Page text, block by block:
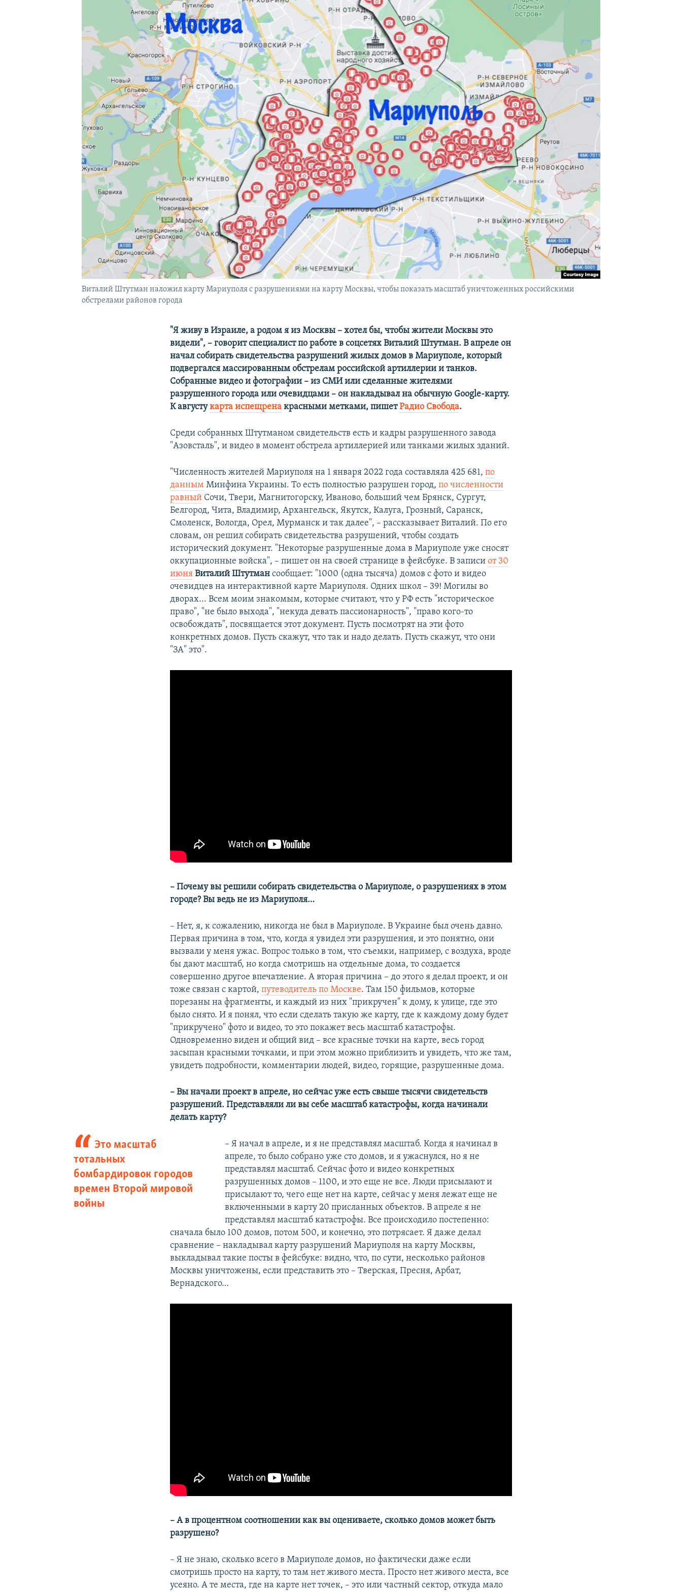
УКРАИНСКАЯ ПРОБЛЕМА КРЫМА
Виталий Штутман наложил карту Мариуполя с разрушениями на карту Москвы, чтобы показать масштаб уничтоженных российскими
обстрелами районов города
"Я живу в Израиле, а родом я из Москвы – хотел бы, чтобы жители Москвы это
видели", – говорит специалист по работе в соцсетях Виталий Штутман. В апреле он
начал собирать свидетельства разрушений жилых домов в Мариуполе, который
подвергался массированным обстрелам российской артиллерии и танков.
Собранные видео и фотографии – из СМИ или сделанные жителями
разрушенного города или очевидцами – он накладывал на обычную Google-карту.
К августукарта испещрена красными метками, пишетРадио Свобода.
Среди собранных Штутманом свидетельств есть и кадры разрушенного завода
"Азовсталь", и видео в момент обстрела артиллерией или танками жилых зданий.
"Численность жителей Мариуполя на 1 января 2022 года составляла 425 681,по
данным Минфина Украины. То есть полностью разрушен город,по численности
равный Сочи, Твери, Магнитогорску, Иваново, больший чем Брянск, Сургут,
Белгород, Чита, Владимир, Архангельск, Якутск, Калуга, Грозный, Саранск,
Смоленск, Вологда, Орел, Мурманск и так далее", – рассказывает Виталий. По его
словам, он решил собирать свидетельства разрушений, чтобы создать
исторический документ. "Некоторые разрушенные дома в Мариуполе уже сносят
оккупационные войска", – пишет он на своей странице в фейсбуке. В записиот 30
июня Виталий Штутман сообщает: "1000 (одна тысяча) домов с фото и видео
очевидцев на интерактивной карте Мариуполя. Одних школ – 39! Могилы во
дворах... Всем моим знакомым, которые считают, что у РФ есть "историческое
право", "не было выхода", "некуда девать пассионарность", "право кого-то
освобождать", посвящается этот документ. Пусть посмотрят на эти фото
конкретных домов. Пусть скажут, что так и надо делать. Пусть скажут, что они
"ЗА" это".
– Почему вы решили собирать свидетельства о Мариуполе, о разрушениях в этом
городе? Вы ведь не из Мариуполя…
– Нет, я, к сожалению, никогда не был в Мариуполе. В Украине был очень давно.
Первая причина в том, что, когда я увидел эти разрушения, и это понятно, они
вызвали у меня ужас. Вопрос только в том, что съемки, например, с воздуха, вроде
бы дают масштаб, но когда смотришь на отдельные дома, то создается
совершенно другое впечатление. А вторая причина – до этого я делал проект, и он
тоже связан с картой,путеводитель по Москве. Там 150 фильмов, которые
порезаны на фрагменты, и каждый из них "прикручен" к дому, к улице, где это
было снято. И я понял, что если сделать такую же карту, где к каждому дому будет
"прикручено" фото и видео, то это покажет весь масштаб катастрофы.
Одновременно виден и общий вид – все красные точки на карте, весь город
засыпан красными точками, и при этом можно приблизить и увидеть, что же там,
увидеть подробности, комментарии людей, видео, горящие, разрушенные дома.
– Вы начали проект в апреле, но сейчас уже есть свыше тысячи свидетельств
разрушений. Представляли ли вы себе масштаб катастрофы, когда начинали
делать карту?
Это масштаб
тотальных
бомбардировок городов
времен Второй мировой
войны
– Я начал в апреле, и я не представлял масштаб. Когда я начинал в
апреле, то было собрано уже сто домов, и я ужаснулся, но я не
представлял масштаб. Сейчас фото и видео конкретных
разрушенных домов – 1100, и это еще не все. Люди присылают и
присылают то, чего еще нет на карте, сейчас у меня лежат еще не
включенными в карту 20 присланных объектов. В апреле я не
представлял масштаб катастрофы. Все происходило постепенно:
сначала было 100 домов, потом 500, и конечно, это потрясает. Я даже делал
сравнение – накладывал карту разрушений Мариуполя на карту Москвы,
выкладывал такие посты в фейсбуке: видно, что, по сути, несколько районов
Москвы уничтожены, если представить это – Тверская, Пресня, Арбат,
Вернадского…
– А в процентном соотношении как вы оцениваете, сколько домов может быть
разрушено?
– Я не знаю, сколько всего в Мариуполе домов, но фактически даже если
смотришь просто на карту, то там нет живого места. Просто нет живого места, все
усеяно. А те места, где на карте нет точек, – это или частный сектор, откуда мало